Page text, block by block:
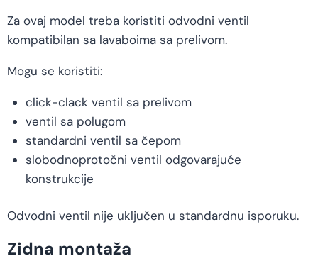
Za ovaj model treba koristiti odvodni ventil
kompatibilan sa lavaboima sa prelivom.
Mogu se koristiti:
click-clack ventil sa prelivom
ventil sa polugom
standardni ventil sa čepom
slobodnoprotočni ventil odgovarajuće
konstrukcije
Odvodni ventil nije uključen u standardnu isporuku.
Zidna montaža